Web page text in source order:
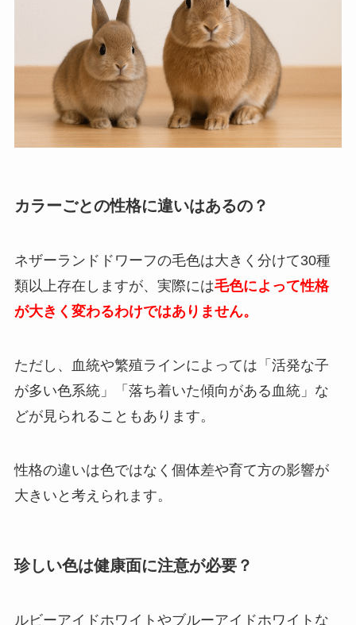
カラーごとの性格に違いはあるの？
ネザーランドドワーフの毛色は大きく分けて30種
類以上存在しますが、実際には毛色によって性格
が大きく変わるわけではありません。
ただし、血統や繁殖ラインによっては「活発な子
が多い色系統」「落ち着いた傾向がある血統」な
どが見られることもあります。
性格の違いは色ではなく個体差や育て方の影響が
大きいと考えられます。
珍しい色は健康面に注意が必要？
ルビーアイドホワイトやブルーアイドホワイトな